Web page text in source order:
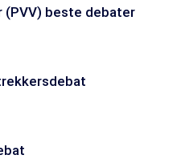
(PVV) beste debater